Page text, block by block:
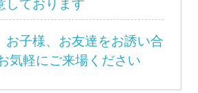
しております
お子様、お友達をお誘い合
気軽にご来場ください